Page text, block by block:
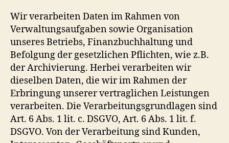
Wir verarbeiten Daten im Rahmen von
Verwaltungsaufgaben sowie Organisation
unseres Betriebs, Finanzbuchhaltung und
Befolgung der gesetzlichen Pflichten, wie z.B.
der Archivierung. Herbei verarbeiten wir
dieselben Daten, die wir im Rahmen der
Erbringung unserer vertraglichen Leistungen
verarbeiten. Die Verarbeitungsgrundlagen sind
Art. 6 Abs. 1 lit. c. DSGVO, Art. 6 Abs. 1 lit. f.
DSGVO. Von der Verarbeitung sind Kunden,